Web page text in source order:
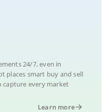
24/7, even in
places smart buy and sell
capture every market
Learn more